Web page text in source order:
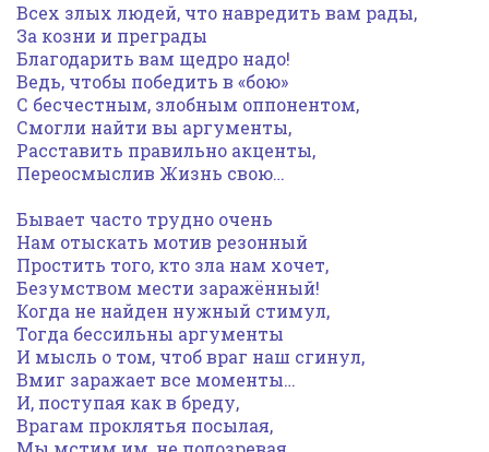
Всех злых людей, что навредить вам рады,
За козни и преграды
Благодарить вам щедро надо!
Ведь, чтобы победить в «бою»
С бесчестным, злобным оппонентом,
Смогли найти вы аргументы,
Расставить правильно акценты,
Переосмыслив Жизнь свою…
Бывает часто трудно очень
Нам отыскать мотив резонный
Простить того, кто зла нам хочет,
Безумством мести заражённый!
Когда не найден нужный стимул,
Тогда бессильны аргументы
И мысль о том, чтоб враг наш сгинул,
Вмиг заражает все моменты…
И, поступая как в бреду,
Врагам проклятья посылая,